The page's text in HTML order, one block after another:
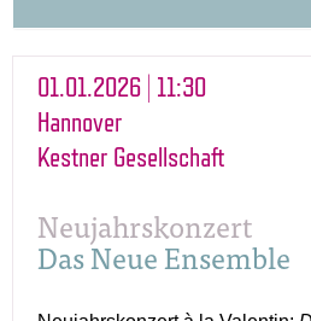
01.01.2026 | 11:30
Hannover
Kestner Gesellschaft
Neujahrskonzert
Das Neue Ensemble